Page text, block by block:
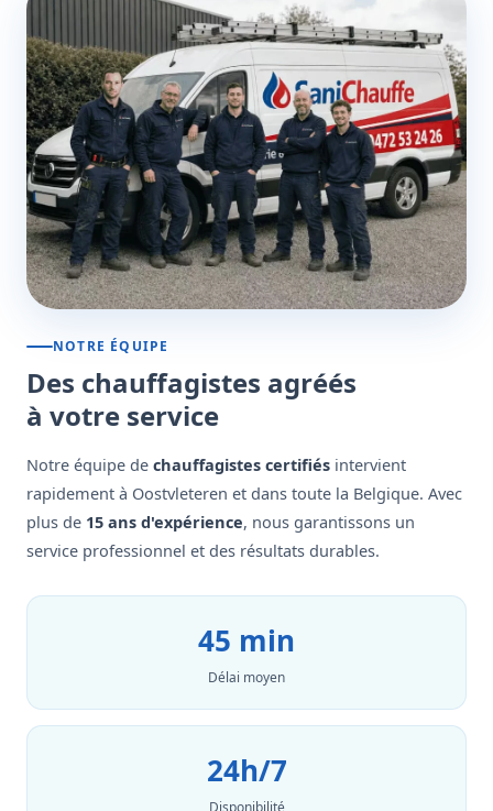
NOTRE ÉQUIPE
Des chauffagistes agréés
à votre service
Notre équipe de chauffagistes certifiés intervient
rapidement à Oostvleteren et dans toute la Belgique. Avec
plus de 15 ans d'expérience, nous garantissons un
service professionnel et des résultats durables.
45 min
Délai moyen
24h/7
Disponibilité